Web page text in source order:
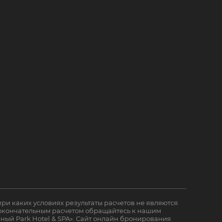
условиях результаты расчетов не являются
расчетом обращайтесь к нашим
Park Hotel & SPA». Сайт онлайн бронирования